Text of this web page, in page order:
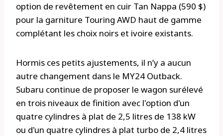
option de revêtement en cuir Tan Nappa (590 $)
pour la garniture Touring AWD haut de gamme
complétant les choix noirs et ivoire existants.
Hormis ces petits ajustements, il n’y a aucun
autre changement dans le MY24 Outback.
Subaru continue de proposer le wagon surélevé
en trois niveaux de finition avec l'option d'un
quatre cylindres à plat de 2,5 litres de 138 kW
ou d'un quatre cylindres à plat turbo de 2,4 litres